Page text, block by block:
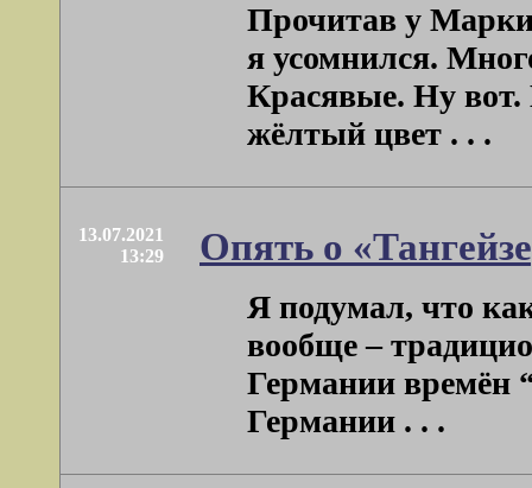
Прочитав у
я усомнился.
Красявые. Ну
жёлтый цвет . . .
13.07.2021
13:29
Опять о
Я подумал, что
вообще –
Германии времён
Германии . . .